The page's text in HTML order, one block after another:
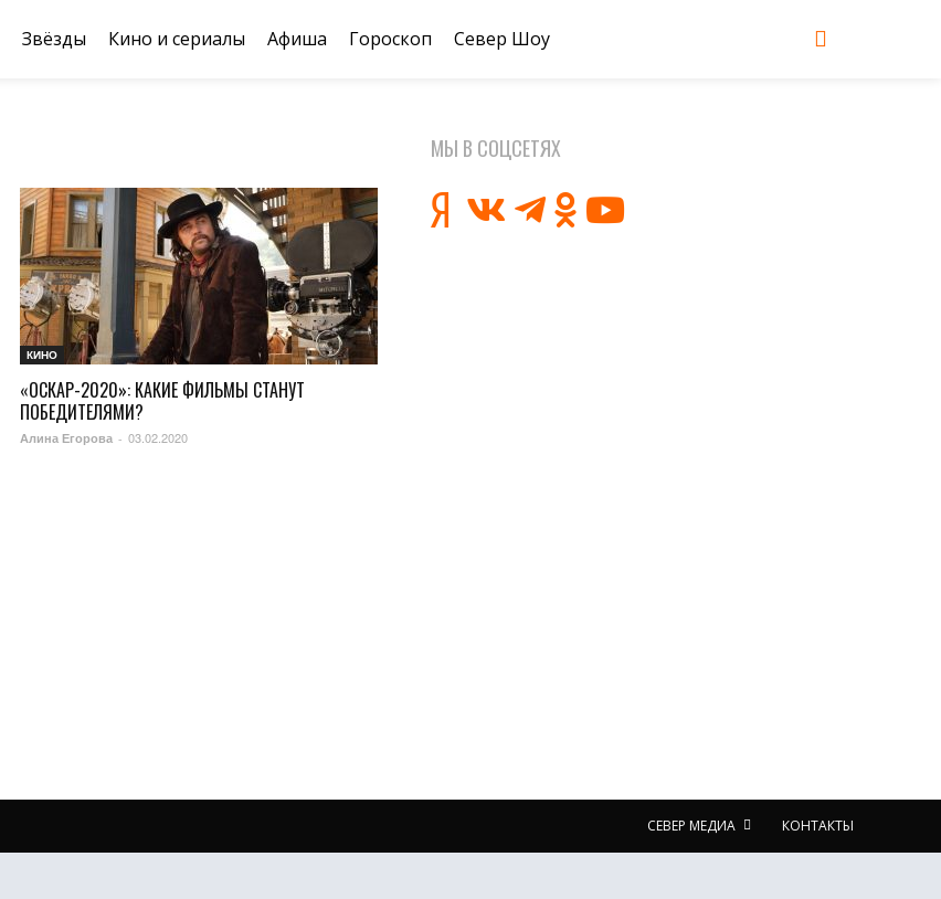
Звёзды Кино и сериалы Афиша Гороскоп Север Шоу
КИНО
«ОСКАР-2020»: КАКИЕ ФИЛЬМЫ СТАНУТ
ПОБЕДИТЕЛЯМИ?
Алина Егорова - 03.02.2020
МЫ В СОЦСЕТЯХ
СЕВЕР МЕДИА КОНТАКТЫ